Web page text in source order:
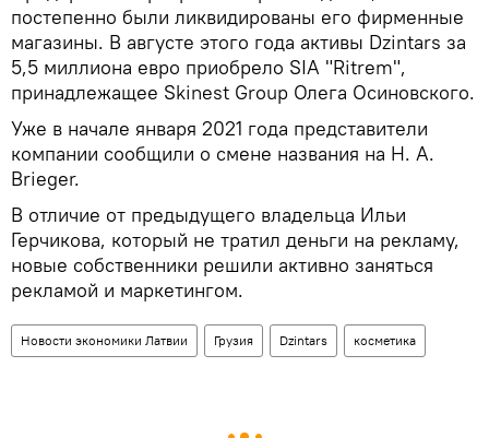
постепенно были ликвидированы его фирменные
магазины. В августе этого года активы Dzintars за
5,5 миллиона евро приобрело SIA "Ritrem",
принадлежащее Skinest Group Олега Осиновского.
Уже в начале января 2021 года представители
компании сообщили о смене названия на H. A.
Brieger.
В отличие от предыдущего владельца Ильи
Герчикова, который не тратил деньги на рекламу,
новые собственники решили активно заняться
рекламой и маркетингом.
Новости экономики Латвии Грузия Dzintars косметика